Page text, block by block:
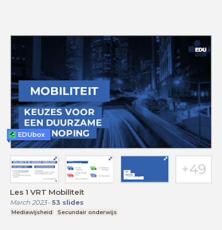
Les 1 VRT Mobiliteit
March 2023- 53 slides
Mediawijsheid Secundair onderwijs
EDUbox